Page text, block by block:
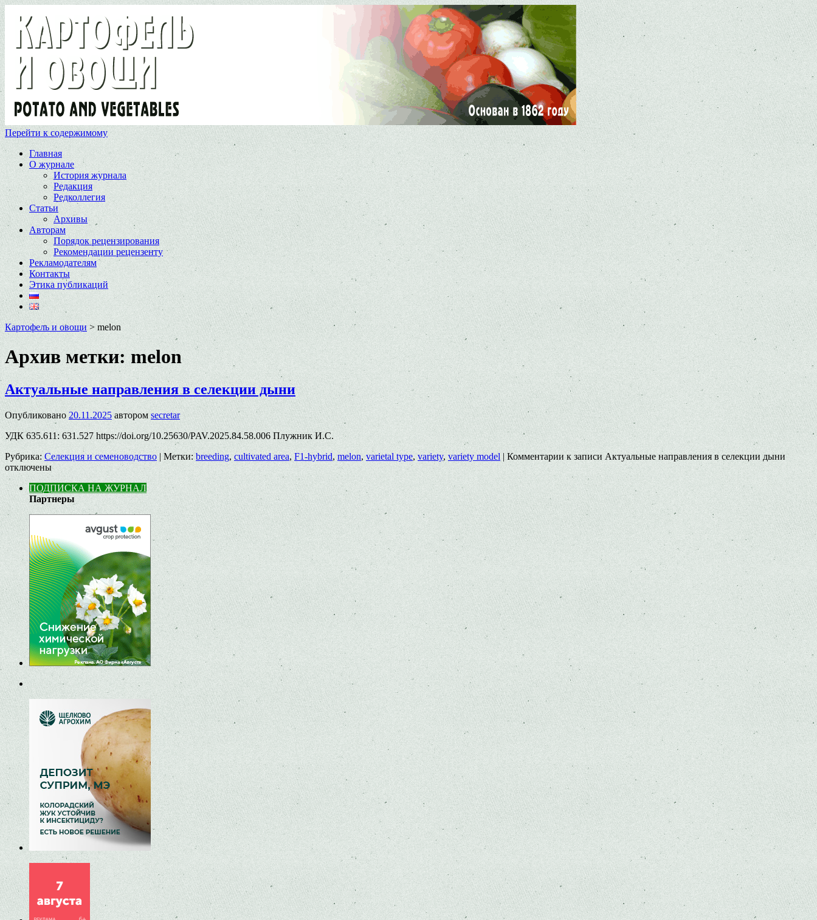
Перейти к содержимому
Главная
О журнале
История журнала
Редакция
Редколлегия
Статьи
Архивы
Авторам
Порядок рецензирования
Рекомендации рецензенту
Рекламодателям
Контакты
Этика публикаций
Картофель и овощи > melon
Архив метки: melon
Актуальные направления в селекции дыни
Опубликовано 20.11.2025 автором secretar
УДК 635.611: 631.527 https://doi.org/10.25630/PAV.2025.84.58.006 Плужник И.С.
Рубрика: Селекция и семеноводство | Метки: breeding,cultivated area, F1-hybrid,melon,varietal type, variety, variety model | Комментарии к записи Актуальные направления в селекции дыни
отключены
ПОДПИСКА НА ЖУРНАЛ
Партнеры